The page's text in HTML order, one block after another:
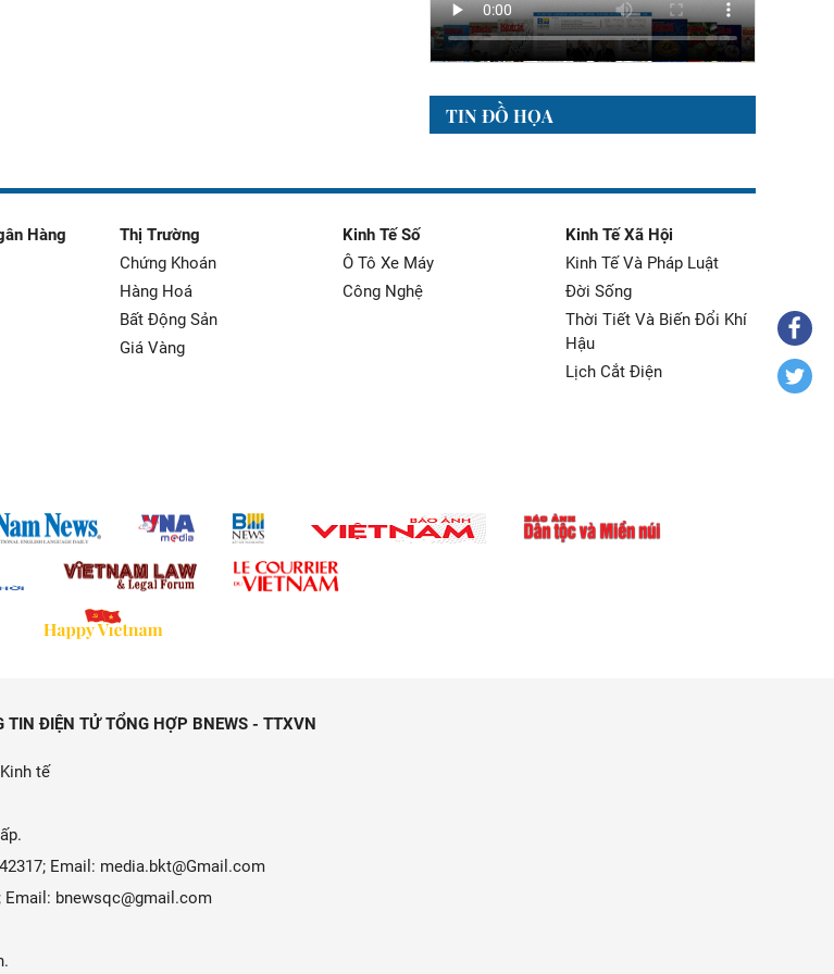
TIN ĐỒ HỌA
Hàng
Thị Trường
Chứng Khoán
Hàng Hoá
Bất Động Sản
Giá Vàng
Kinh Tế Số
Ô Tô Xe Máy
Công Nghệ
Kinh Tế Xã Hội
Kinh Tế Và Pháp Luật
Đời Sống
Thời Tiết Và Biến Đổi Khí
Hậu
Lịch Cắt Điện
TIN ĐIỆN TỬ TỔNG HỢP BNEWS - TTXVN
tế
Email: media.bkt@Gmail.com
bnewsqc@gmail.com